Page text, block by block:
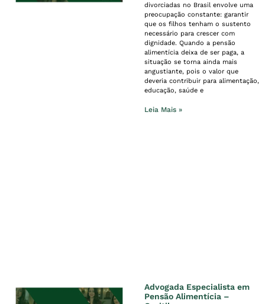
divorciadas no Brasil envolve uma
preocupação constante: garantir
que os filhos tenham o sustento
necessário para crescer com
dignidade. Quando a pensão
alimentícia deixa de ser paga, a
situação se torna ainda mais
angustiante, pois o valor que
deveria contribuir para alimentação,
educação, saúde e
Leia Mais »
Advogada Especialista em
Pensão Alimentícia –